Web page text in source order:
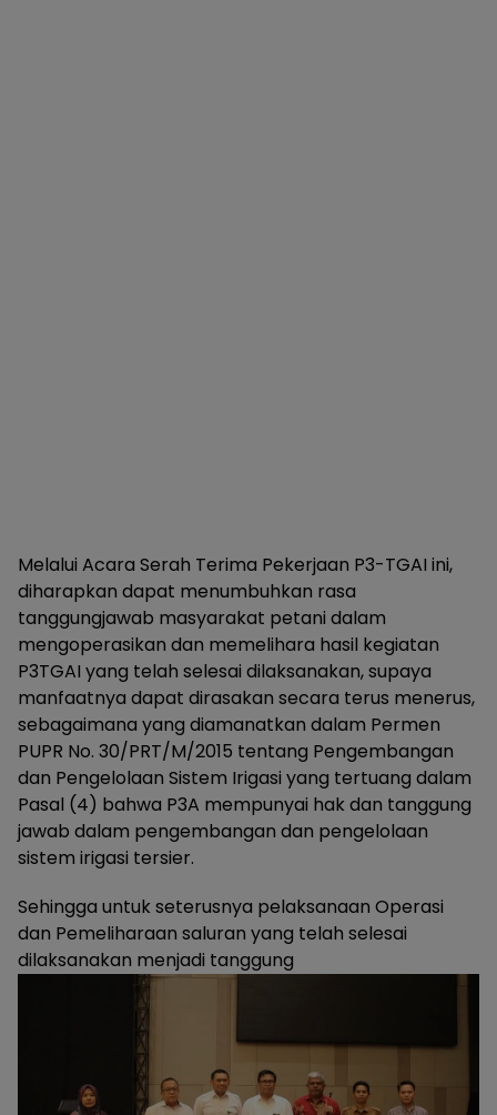
Melalui Acara Serah Terima Pekerjaan P3-TGAI ini,
diharapkan dapat menumbuhkan rasa
tanggungjawab masyarakat petani dalam
mengoperasikan dan memelihara hasil kegiatan
P3TGAI yang telah selesai dilaksanakan, supaya
manfaatnya dapat dirasakan secara terus menerus,
sebagaimana yang diamanatkan dalam Permen
PUPR No. 30/PRT/M/2015 tentang Pengembangan
dan Pengelolaan Sistem Irigasi yang tertuang dalam
Pasal (4) bahwa P3A mempunyai hak dan tanggung
jawab dalam pengembangan dan pengelolaan
sistem irigasi tersier.
Sehingga untuk seterusnya pelaksanaan Operasi
dan Pemeliharaan saluran yang telah selesai
dilaksanakan menjadi tanggung